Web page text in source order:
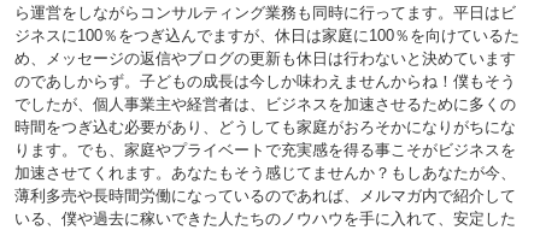
ら運営をしながらコンサルティング業務も同時に行ってます。平日はビ
ジネスに100％をつぎ込んでますが、休日は家庭に100％を向けているた
め、メッセージの返信やブログの更新も休日は行わないと決めています
のであしからず。子どもの成長は今しか味わえませんからね！僕もそう
でしたが、個人事業主や経営者は、ビジネスを加速させるために多くの
時間をつぎ込む必要があり、どうしても家庭がおろそかになりがちにな
ります。でも、家庭やプライベートで充実感を得る事こそがビジネスを
加速させてくれます。あなたもそう感じてませんか？もしあなたが今、
薄利多売や長時間労働になっているのであれば、メルマガ内で紹介して
いる、僕や過去に稼いできた人たちのノウハウを手に入れて、安定した